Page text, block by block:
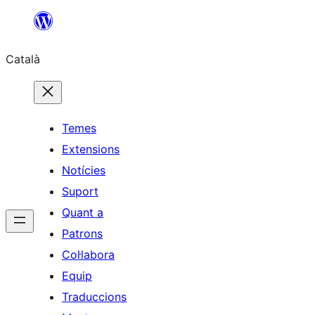
contingut
Català
Temes
Extensions
Notícies
Suport
Quant a
Patrons
Col·labora
Equip
Traduccions